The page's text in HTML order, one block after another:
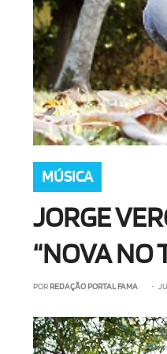
MÚSICA
JORGE
“NOVA NO
POR REDAÇÃO PORTAL FAMA •